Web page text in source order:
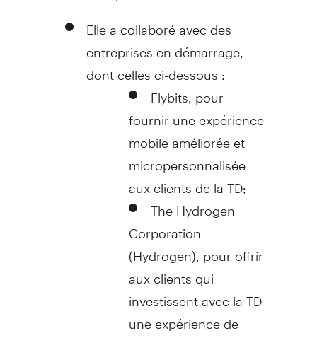
Elle a collaboré avec des
entreprises en démarrage,
dont celles ci-dessous :
Flybits, pour
fournir une expérience
mobile améliorée et
micropersonnalisée
aux clients de la TD;
The Hydrogen
Corporation
(Hydrogen), pour offrir
aux clients qui
investissent avec la TD
une expérience de